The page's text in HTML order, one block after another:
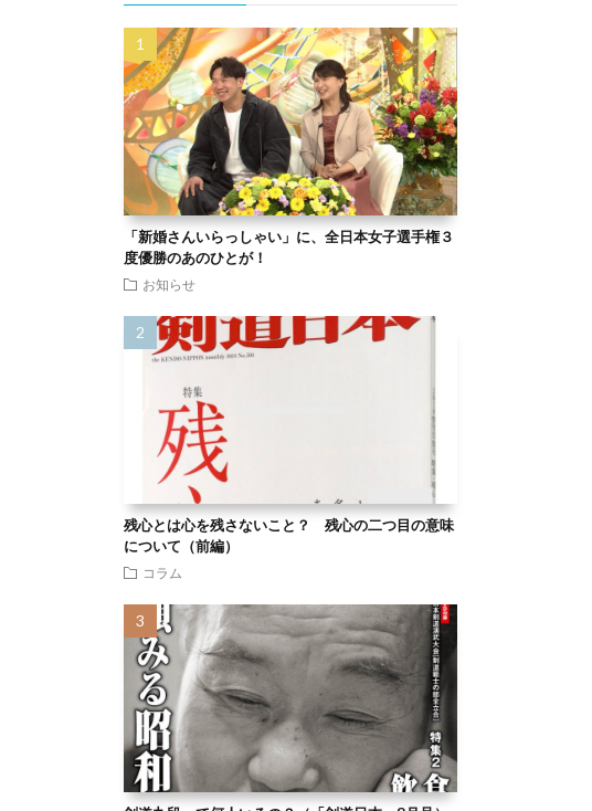
「新婚さんいらっしゃい」に、全日本女子選手権３
度優勝のあのひとが！
お知らせ
残心とは心を残さないこと？ 残心の二つ目の意味
について（前編）
コラム